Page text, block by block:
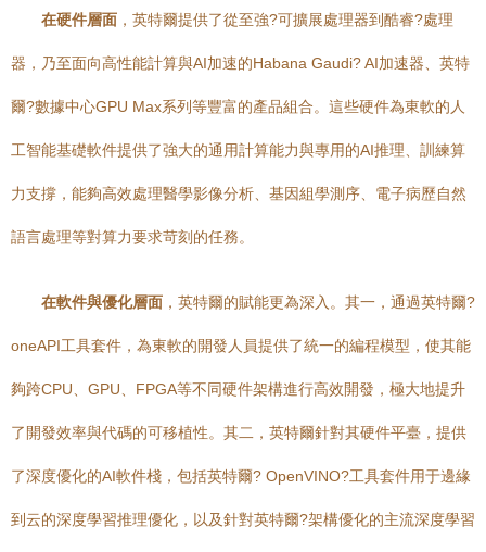
在硬件層面 ，英特爾提供了從至強?可擴展處理器到酷睿?處理
器，乃至面向高性能計算與AI加速的Habana Gaudi? AI加速器、英特
爾?數據中心GPU Max系列等豐富的產品組合。這些硬件為東軟的人
工智能基礎軟件提供了強大的通用計算能力與專用的AI推理、訓練算
力支撐，能夠高效處理醫學影像分析、基因組學測序、電子病歷自然
語言處理等對算力要求苛刻的任務。
在軟件與優化層面 ，英特爾的賦能更為深入。其一，通過英特爾?
oneAPI工具套件，為東軟的開發人員提供了統一的編程模型，使其能
夠跨CPU、GPU、FPGA等不同硬件架構進行高效開發，極大地提升
了開發效率與代碼的可移植性。其二，英特爾針對其硬件平臺，提供
了深度優化的AI軟件棧，包括英特爾? OpenVINO?工具套件用于邊緣
到云的深度學習推理優化，以及針對英特爾?架構優化的主流深度學習